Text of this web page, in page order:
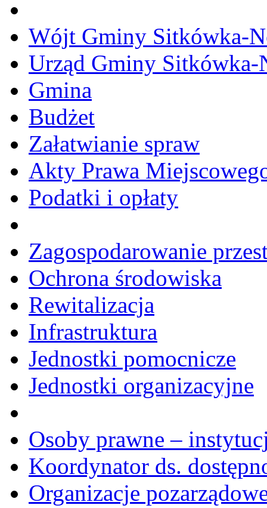
Wójt Gminy Sitkówka-
Urząd Gminy
Gmina
Budżet
Załatwianie spraw
Akty Prawa
Podatki i opłaty
Zagospodarowanie
Ochrona środowiska
Rewitalizacja
Infrastruktura
Jednostki pomocnicze
Jednostki organizacyjne
Osoby prawne –
Koordynator ds.
Organizacje